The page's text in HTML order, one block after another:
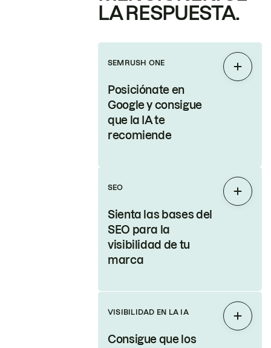
LA RESPUESTA.
SEMRUSH ONE
Posiciónate en
Google y consigue
que la IA te
recomiende
SEO
Sienta las bases del
SEO para la
visibilidad de tu
marca
VISIBILIDAD EN LA IA
Consigue que los